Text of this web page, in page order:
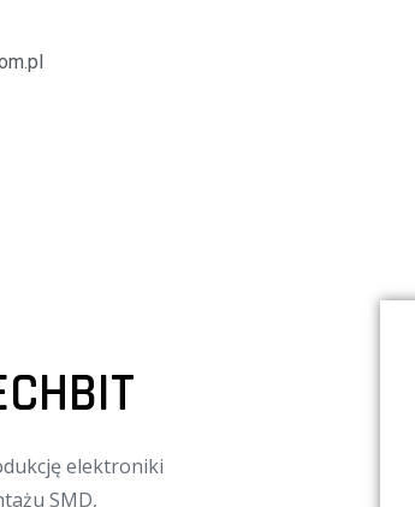
elektroniki
SMD,